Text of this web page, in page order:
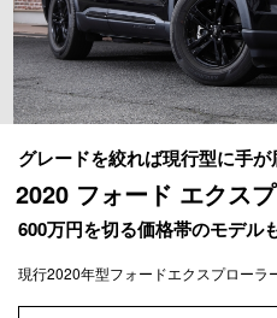
グレードを絞れば現行型に手が
2020 フォード エクス
600万円を切る価格帯のモデル
現行2020年型フォードエクスプローラ